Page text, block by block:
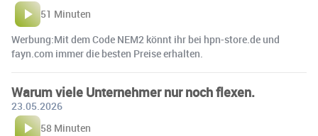
51 Minuten
Werbung:Mit dem Code NEM2 könnt ihr bei hpn-store.de und
fayn.com immer die besten Preise erhalten.
Warum viele Unternehmer nur noch flexen.
23.05.2026
58 Minuten